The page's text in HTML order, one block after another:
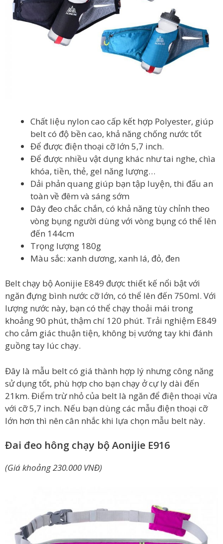
Chất liệu nylon cao cấp kết hợp Polyester, giúp
belt có độ bền cao, khả năng chống nước tốt
Để được điện thoại cỡ lớn 5,7 inch.
Để được nhiều vật dụng khác như tai nghe, chìa
khóa, tiền, thẻ, gel năng lượng…
Dải phản quang giúp bạn tập luyện, thi đấu an
toàn về đêm và sáng sớm
Dây đeo chắc chắn, có khả năng tùy chỉnh theo
vòng bụng người dùng với vòng bụng có thể lên
đến 144cm
Trọng lượng 180g
Màu sắc: xanh dương, xanh lá, đỏ, đen
Belt chạy bộ Aonijie E849 được thiết kế nổi bật với
ngăn đựng bình nước cỡ lớn, có thể lên đến 750ml. Với
lượng nước này, bạn có thể chạy thoải mái trong
khoảng 90 phút, thậm chí 120 phút. Trải nghiệm E849
cho cảm giác thuận tiện, không bị vướng tay khi đánh
guồng tay lúc chạy.
Đây là mẫu belt có giá thành hợp lý nhưng công năng
sử dụng tốt, phù hợp cho bạn chạy ở cự ly dài đến
21km. Điểm trừ nhỏ của belt là ngăn để điện thoại vừa
với cỡ 5,7 inch. Nếu bạn dùng các mẫu điện thoại cỡ
lớn hơn thì nên cân nhắc khi lựa chọn mẫu belt này.
Đai đeo hông chạy bộ Aonijie E916
(Giá khoảng 230.000 VNĐ)